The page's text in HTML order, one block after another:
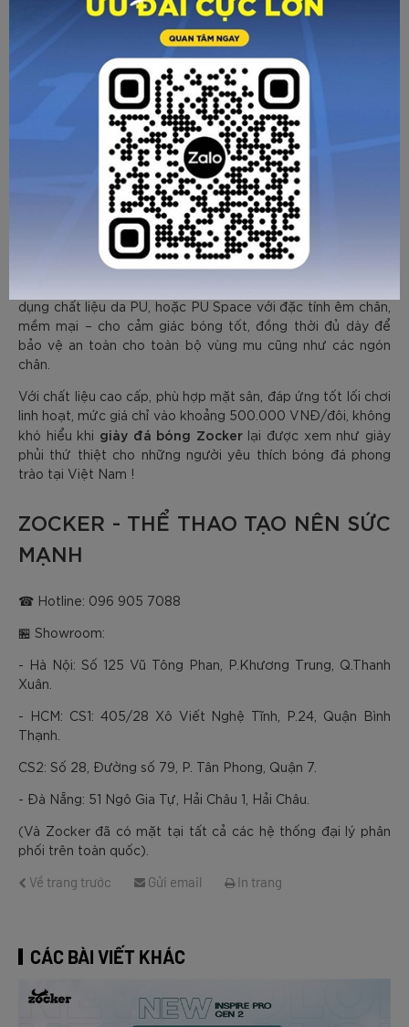
cong, không ảnh hưởng đến các bước chạy trên sân.
– Công nghệ ma sát kép: Khác với các loại giày đinh dăm
thông thường, sử dụng các đinh cao su tròn và ngắn, phân
bố đều khắp bề mặt; Giày đá bóng Zocker sử dụng đồng
thời đinh lục giác và đinh hình ngôi sao được bố trí thành
từng mảng, xen kẽ với các rãnh xẻ.
Đinh hình lục giác giúp cầu thủ bứt tốc tốt hơn. Trong khi đó
đinh hình ngôi sao giúp ngăn chặn tình trạng dừng đột ngột
khi vào bóng, giúp bảo vệ tốt hơn cho đôi chân khỏi các
chấn thương lật sơ mi.
Bên cạnh đó Zocker cũng chú trọng đến phần gót chân với
việc gia cố da, đệm mút bảo vệ bên trong, không chỉ an
dụng chất liệu da PU, hoặc PU Space với đặc tính êm chân,
mềm mại – cho cảm giác bóng tốt, đồng thời đủ dày để
bảo vệ an toàn cho toàn bộ vùng mu cũng như các ngón
chân.
Với chất liệu cao cấp, phù hợp mặt sân, đáp ứng tốt lối chơi
linh hoạt, mức giá chỉ vào khoảng 500.000 VNĐ/đôi, không
khó hiểu khi giày đá bóng Zockerlại được xem như giày
phủi thứ thiệt cho những người yêu thích bóng đá phong
trào tại Việt Nam !
ZOCKER - THỂ THAO TẠO NÊN SỨC
MẠNH
☎ Hotline: 096 905 7088
🏪 Showroom:
- Hà Nội: Số 125 Vũ Tông Phan, P.Khương Trung, Q.Thanh
Xuân.
- HCM: CS1: 405/28 Xô Viết Nghệ Tĩnh, P.24, Quận Bình
Thạnh.
CS2: Số 28, Đường số 79, P. Tân Phong, Quận 7.
- Đà Nẵng: 51 Ngô Gia Tự, Hải Châu 1, Hải Châu.
(Và Zocker đã có mặt tại tất cả các hệ thống đại lý phân
phối trên toàn quốc).
Về trang trước
Gửi email In trang
CÁC BÀI VIẾT KHÁC